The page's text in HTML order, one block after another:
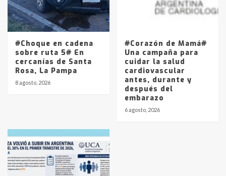
#Choque en cadena
sobre ruta 5# En
cercanías de Santa
Rosa, La Pampa
8 agosto, 2026
#Corazón de Mamá#
Una campaña para
cuidar la salud
cardiovascular
antes, durante y
después del
embarazo
6 agosto, 2026